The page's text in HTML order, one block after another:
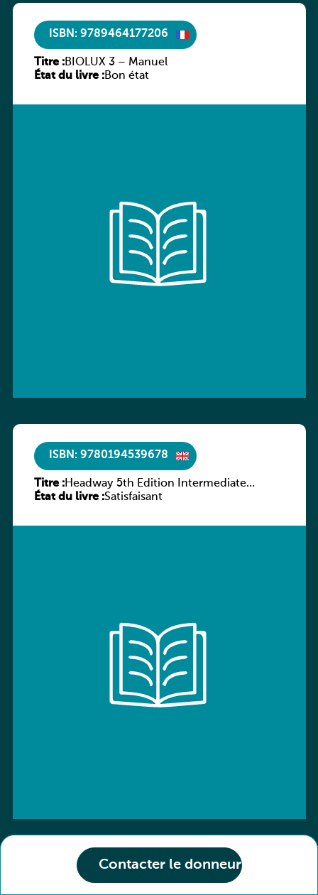
Contacter le donneur
ISBN: 9789464177206
Titre :BIOLUX 3 – Manuel
État du livre :Bon état
ISBN: 9780194539678
Titre :Headway 5th Edition Intermediate
Workbook without key
État du livre :Satisfaisant
ISBN: 9780194539678